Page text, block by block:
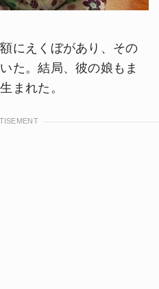
にえくぼがあり、その
た。結局、彼の娘もま
まれた。